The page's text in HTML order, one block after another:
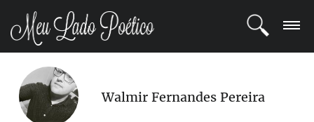
LOGIN
REGISTRO
Walmir Fernandes Pereira